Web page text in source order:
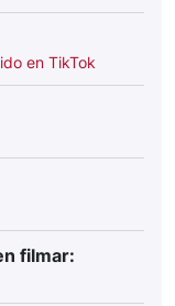
en TikTok
filmar: